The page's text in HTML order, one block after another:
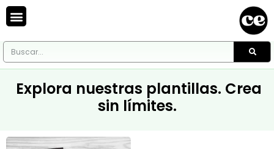
Explora nuestras plantillas. Crea
sin límites.